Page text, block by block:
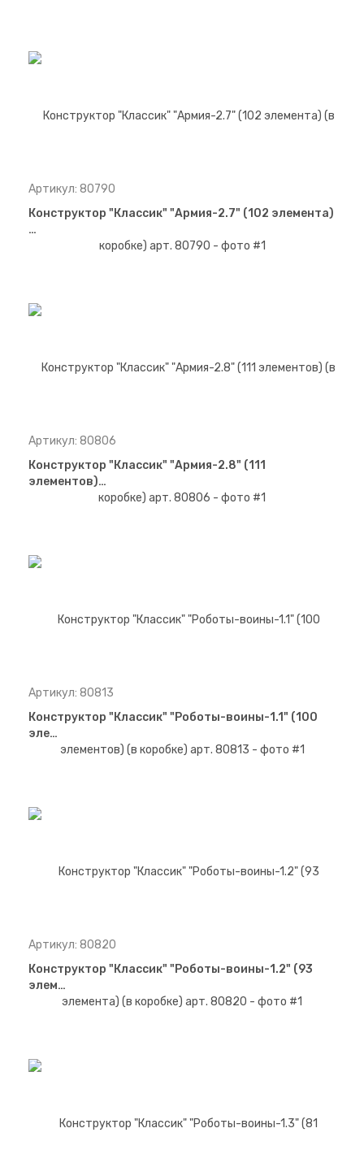
Артикул: 80790
Конструктор "Классик" "Армия-2.7" (102 элемента)
…
Артикул: 80806
Конструктор "Классик" "Армия-2.8" (111
элементов)…
Артикул: 80813
Конструктор "Классик" "Роботы-воины-1.1" (100
эле…
Артикул: 80820
Конструктор "Классик" "Роботы-воины-1.2" (93
элем…